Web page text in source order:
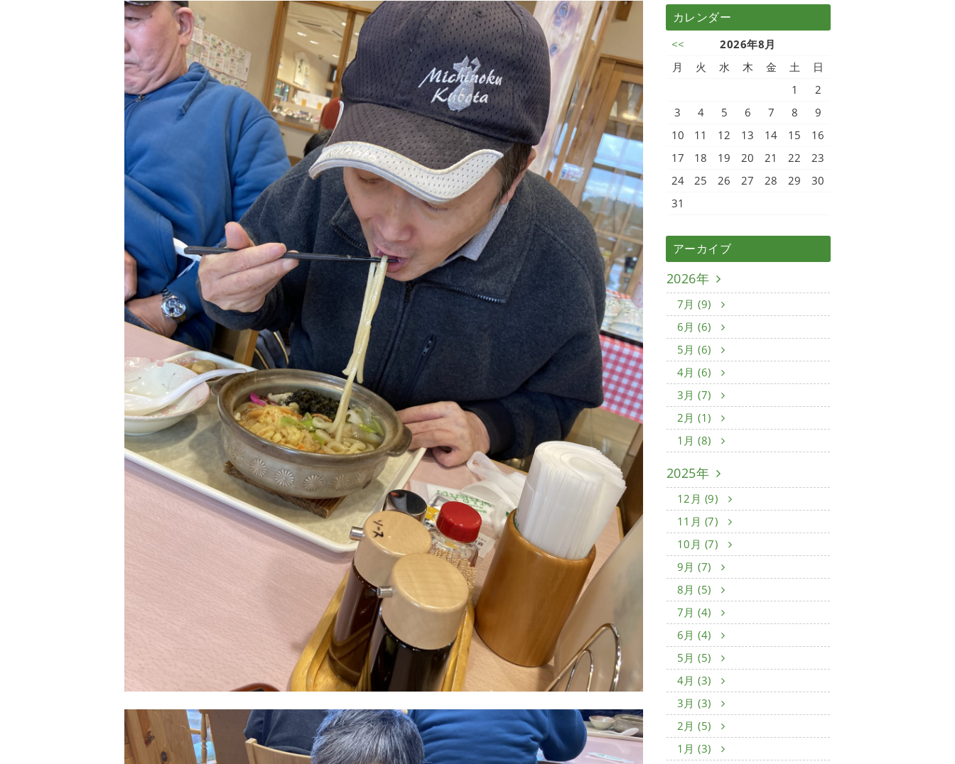
カレンダー
<<
2026年8月
月
火 水 木 金 土
日
1
2
3
4 5 6 7 8
9
10
11 12 13 14 15
16
17
18 19 20 21 22
23
24
25 26 27 28 29
30
31
アーカイブ
2026年
7月 (9)
6月 (6)
5月 (6)
4月 (6)
3月 (7)
2月 (1)
1月 (8)
2025年
12月 (9)
11月 (7)
10月 (7)
9月 (7)
8月 (5)
7月 (4)
6月 (4)
5月 (5)
4月 (3)
3月 (3)
2月 (5)
1月 (3)